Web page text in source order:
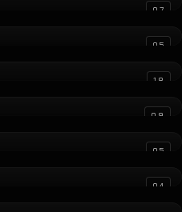
07
05
18
09
05
04